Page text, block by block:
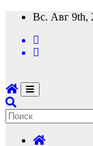
Перейти
содержимому
Вс. Авг 9th,